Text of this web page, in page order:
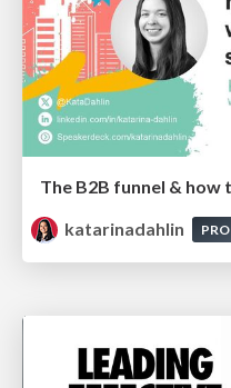
katarinadahlin
PRO